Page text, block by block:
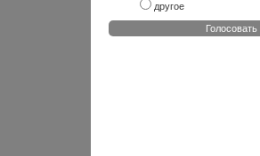
другое
Голосовать